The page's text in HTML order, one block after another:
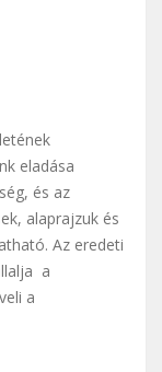
eladása
és az
alaprajzuk és
Az eredeti
a
a